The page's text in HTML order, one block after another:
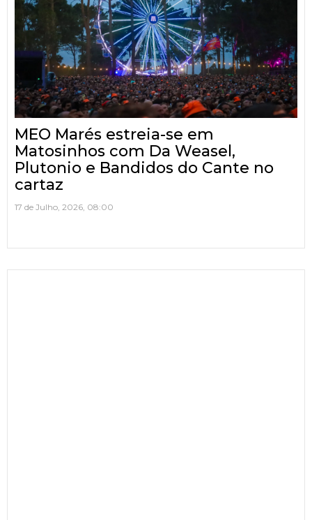
MEO Marés estreia-se em
Matosinhos com Da Weasel,
Plutonio e Bandidos do Cante no
cartaz
17 de Julho, 2026, 08:00